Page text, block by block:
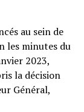
au sein de
les minutes du
2023,
la décision
Général,